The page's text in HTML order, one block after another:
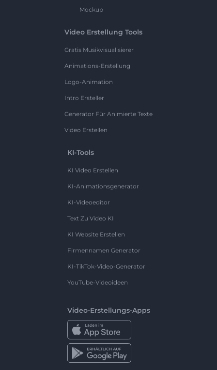
Mockup
Video Erstellung Tools
Gratis Musikvisualisierer
Animations-Erstellung
Logo-Animation
Intro Ersteller
Generator Für Animierte Texte
Video Erstellen
KI-Tools
KI Video Erstellen
KI-Animationsgenerator
KI-Videoeditor
Text Zu Video KI
KI Website Erstellen
Firmennamen Generator
KI-TikTok-Video-Generator
YouTube-Videoideen
Video-Erstellungs-Apps